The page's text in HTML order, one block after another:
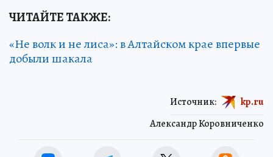
ЧИТАЙТЕ ТАКЖЕ:
«Не волк и не лиса»: в Алтайском крае впервые
добыли шакала
Александр Коровниченко
Источник: kp.ru